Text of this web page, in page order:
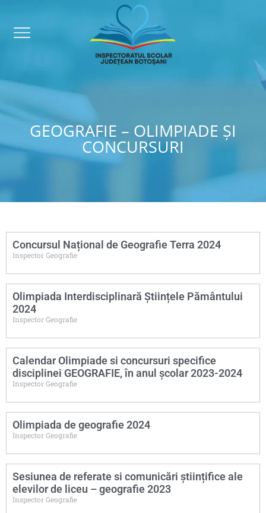
GEOGRAFIE – OLIMPIADE ȘI
CONCURSURI
Concursul Național de Geografie Terra 2024
Inspector Geografie
Olimpiada Interdisciplinară Științele Pământului
2024
Inspector Geografie
Calendar Olimpiade si concursuri specifice
disciplinei GEOGRAFIE, în anul școlar 2023-2024
Inspector Geografie
Olimpiada de geografie 2024
Inspector Geografie
Sesiunea de referate si comunicări științifice ale
elevilor de liceu – geografie 2023
Inspector Geografie